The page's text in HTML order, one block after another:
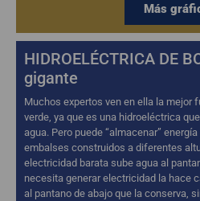
Más
HIDROELÉCTRICA DE
gigante
Muchos expertos ven en ella la mejor
verde, ya que es una hidroeléctrica
agua. Pero puede “almacenar”
embalses construidos a diferentes
electricidad barata sube agua al
necesita generar electricidad la hace
al pantano de abajo que la conserva,